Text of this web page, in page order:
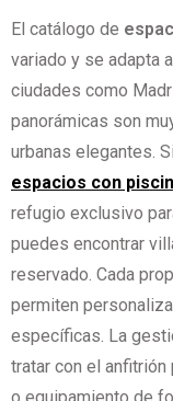
El catálogo de
variado y se adapta
ciudades como
panorámicas son
urbanas elegantes.
espacios con
refugio exclusivo
puedes encontrar
reservado. Cada
permiten
específicas. La
tratar con el